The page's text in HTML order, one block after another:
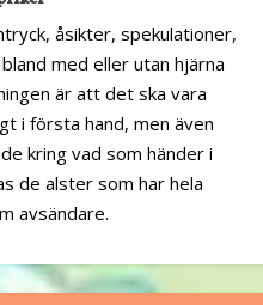
åsikter, spekulationer,
med eller utan hjärna
är att det ska vara
i första hand, men även
kring vad som händer i
de alster som har hela
avsändare.